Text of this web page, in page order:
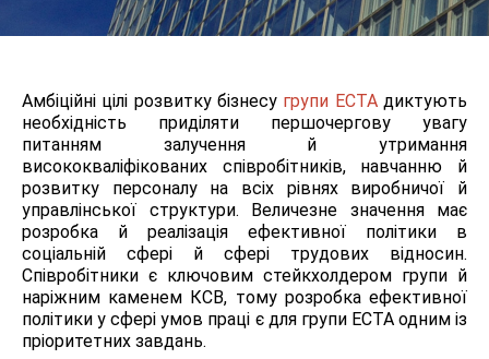
Амбіційні цілі розвитку бізнесу групи ЕСТАдиктують
необхідність приділяти першочергову увагу
питанням залучення й утримання
висококваліфікованих співробітників, навчанню й
розвитку персоналу на всіх рівнях виробничої й
управлінської структури. Величезне значення має
розробка й реалізація ефективної політики в
соціальній сфері й сфері трудових відносин.
Співробітники є ключовим стейкхолдером групи й
наріжним каменем КСВ, тому розробка ефективної
політики у сфері умов праці є для групи ЕСТА одним із
пріоритетних завдань.